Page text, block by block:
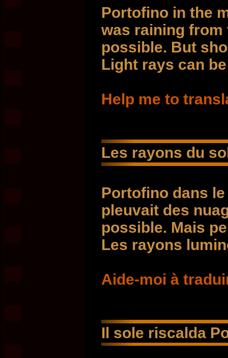
Portofino in the
was raining from
possible. But
Light rays can
Help me to
Les rayons du
Portofino dans
pleuvait des
possible. Mais
Les rayons
Aide-moi à
Il sole riscalda